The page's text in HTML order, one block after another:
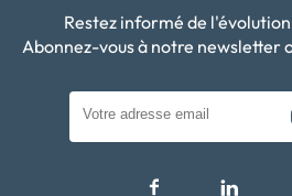
Restez informé de
Abonnez-vous à notre